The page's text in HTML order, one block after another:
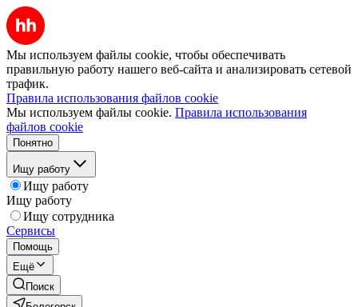
Мы используем файлы cookie, чтобы обеспечивать
правильную работу нашего веб-сайта и анализировать сетевой
трафик.
Правила использования файлов cookie
Мы используем файлы cookie. Правила использования
файлов cookie
Понятно
Ищу работу
Ищу работу
Ищу работу
Ищу сотрудника
Сервисы
Помощь
Ещё
Поиск